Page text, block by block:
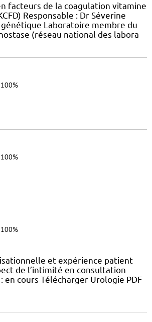
facteurs de la coagulation vitamine
Responsable : Dr Séverine
Laboratoire membre du
(réseau national des labora
100%
100%
100%
et expérience patient
de l’intimité en consultation
en cours Télécharger Urologie PDF